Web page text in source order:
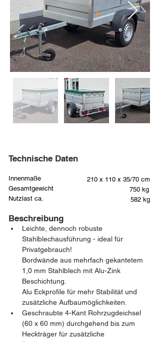
Technische Daten
Innenmaße
Gesamtgewicht
Nutzlast ca.
210 x 110 x 35/70 cm
750 kg
582 kg
Beschreibung
Leichte, dennoch robuste
Stahlblechausführung - ideal für
Privatgebrauch!
Bordwände aus mehrfach gekantetem
1,0 mm Stahlblech mit Alu-Zink
Beschichtung.
Alu Eckprofile für mehr Stabilität und
zusätzliche Aufbaumöglichkeiten.
Geschraubte 4-Kant Rohrzugdeichsel
(60 x 60 mm) durchgehend bis zum
Heckträger für zusätzliche